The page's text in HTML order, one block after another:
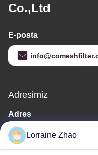
Co.,Ltd
E-posta
Adresimiz
Adres
Sanayi Bankası, Güney
Tel
Lorraine Zhao